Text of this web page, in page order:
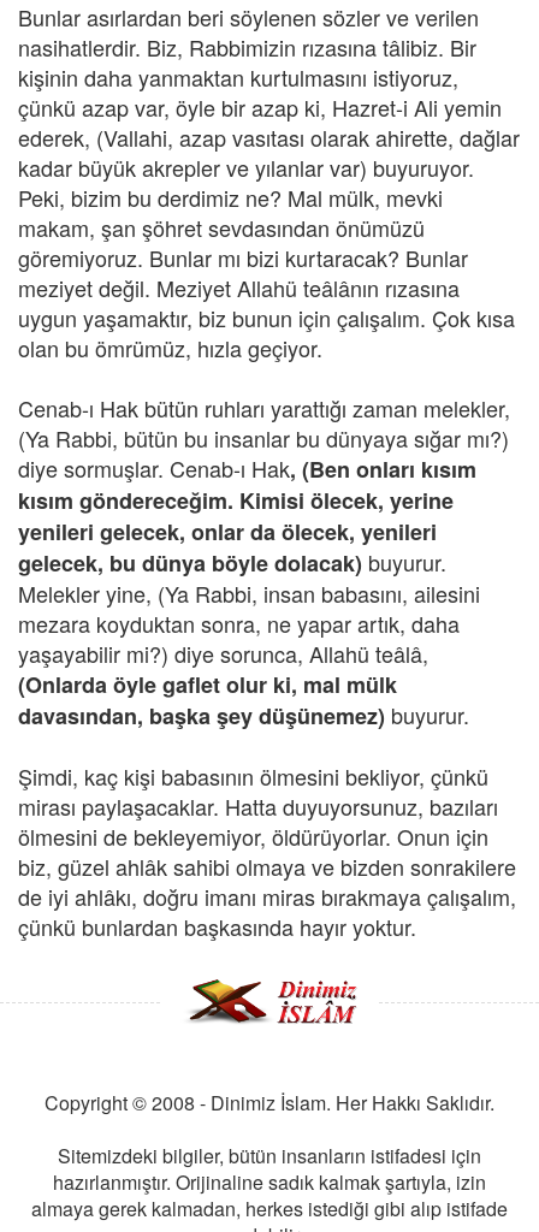
Bunlar asırlardan beri söylenen sözler ve verilen
nasihatlerdir. Biz, Rabbimizin rızasına tâlibiz. Bir
kişinin daha yanmaktan kurtulmasını istiyoruz,
çünkü azap var, öyle bir azap ki, Hazret-i Ali yemin
ederek, (Vallahi, azap vasıtası olarak ahirette, dağlar
kadar büyük akrepler ve yılanlar var) buyuruyor.
Peki, bizim bu derdimiz ne? Mal mülk, mevki
makam, şan şöhret sevdasından önümüzü
göremiyoruz. Bunlar mı bizi kurtaracak? Bunlar
meziyet değil. Meziyet Allahü teâlânın rızasına
uygun yaşamaktır, biz bunun için çalışalım. Çok kısa
olan bu ömrümüz, hızla geçiyor.
Cenab-ı Hak bütün ruhları yarattığı zaman melekler,
(Ya Rabbi, bütün bu insanlar bu dünyaya sığar mı?)
diye sormuşlar. Cenab-ı Hak, (Ben onları kısım
kısım göndereceğim. Kimisi ölecek, yerine
yenileri gelecek, onlar da ölecek, yenileri
gelecek, bu dünya böyle dolacak) buyurur.
Melekler yine, (Ya Rabbi, insan babasını, ailesini
mezara koyduktan sonra, ne yapar artık, daha
yaşayabilir mi?) diye sorunca, Allahü teâlâ,
(Onlarda öyle gaflet olur ki, mal mülk
davasından, başka şey düşünemez) buyurur.
Şimdi, kaç kişi babasının ölmesini bekliyor, çünkü
mirası paylaşacaklar. Hatta duyuyorsunuz, bazıları
ölmesini de bekleyemiyor, öldürüyorlar. Onun için
biz, güzel ahlâk sahibi olmaya ve bizden sonrakilere
de iyi ahlâkı, doğru imanı miras bırakmaya çalışalım,
çünkü bunlardan başkasında hayır yoktur.
Copyright © 2008 - Dinimiz İslam. Her Hakkı Saklıdır.
Sitemizdeki bilgiler, bütün insanların istifadesi için
hazırlanmıştır. Orijinaline sadık kalmak şartıyla, izin
almaya gerek kalmadan, herkes istediği gibi alıp istifade